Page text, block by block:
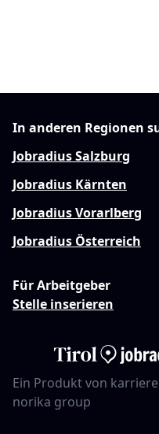
In anderen Regionen
Jobradius Salzburg
Jobradius Kärnten
Jobradius Vorarlberg
Jobradius Österreich
Für Arbeitgeber
Stelle inserieren
Ein Produkt von
norika group